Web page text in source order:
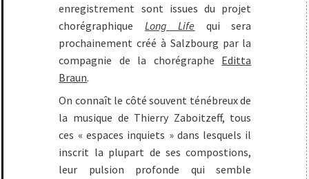
enregistrement sont issues du projet
chorégraphique Long Life qui sera
prochainement créé à Salzbourg par la
compagnie de la chorégraphe Editta
Braun.
On connaît le côté souvent ténébreux de
la musique de Thierry Zaboitzeff, tous
ces « espaces inquiets » dans lesquels il
inscrit la plupart de ses compostions,
leur pulsion profonde qui semble